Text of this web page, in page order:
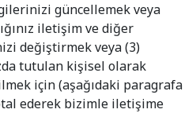
güncellemek veya
iletişim ve diğer
değiştirmek veya (3)
tutulan kişisel olarak
için (aşağıdaki paragrafa
ederek bizimle iletişime